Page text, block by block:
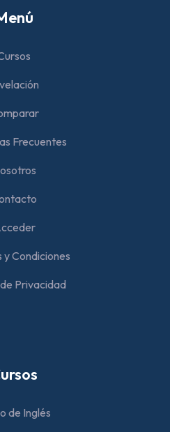
Frecuentes
y Condiciones
Privacidad
de Inglés